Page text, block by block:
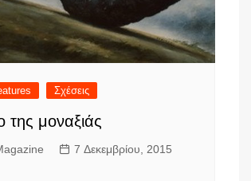
Σχέσεις
μοναξιάς
7 Δεκεμβρίου, 2015